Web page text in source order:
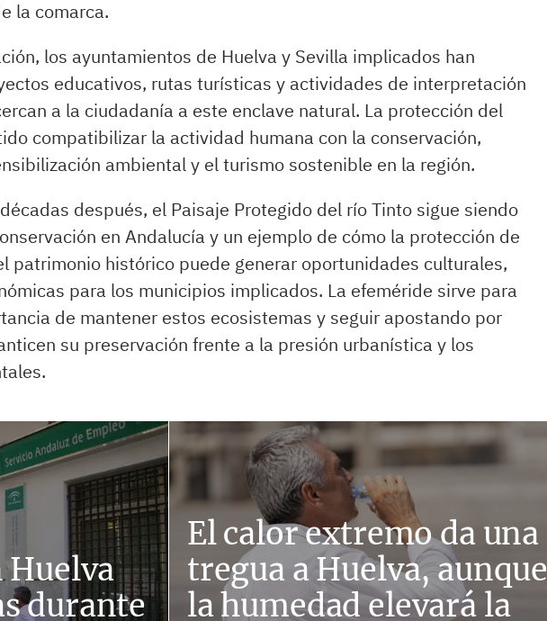
la comarca.
los ayuntamientos de Huelva y Sevilla implicados han
educativos, rutas turísticas y actividades de interpretación
a la ciudadanía a este enclave natural. La protección del
compatibilizar la actividad humana con la conservación,
ambiental y el turismo sostenible en la región.
después, el Paisaje Protegido del río Tinto sigue siendo
en Andalucía y un ejemplo de cómo la protección de
patrimonio histórico puede generar oportunidades culturales,
para los municipios implicados. La efeméride sirve para
de mantener estos ecosistemas y seguir apostando por
su preservación frente a la presión urbanística y los
Huelva
durante
El calor extremo da una
tregua a Huelva, aunque
la humedad elevará la